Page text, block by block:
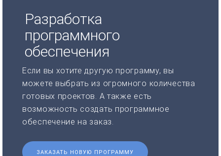
Разработка
программного
обеспечения
Если вы хотите другую программу, вы
можете выбрать из огромного количества
готовых проектов. А также есть
возможность создать программное
обеспечение на заказ.
ЗАКАЗАТЬ НОВУЮ ПРОГРАММУ